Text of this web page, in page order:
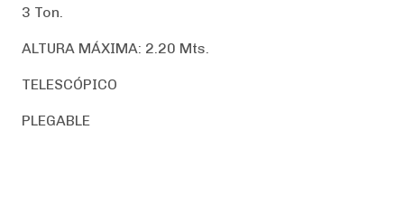
3 Ton.
ALTURA MÁXIMA: 2.20 Mts.
TELESCÓPICO
PLEGABLE